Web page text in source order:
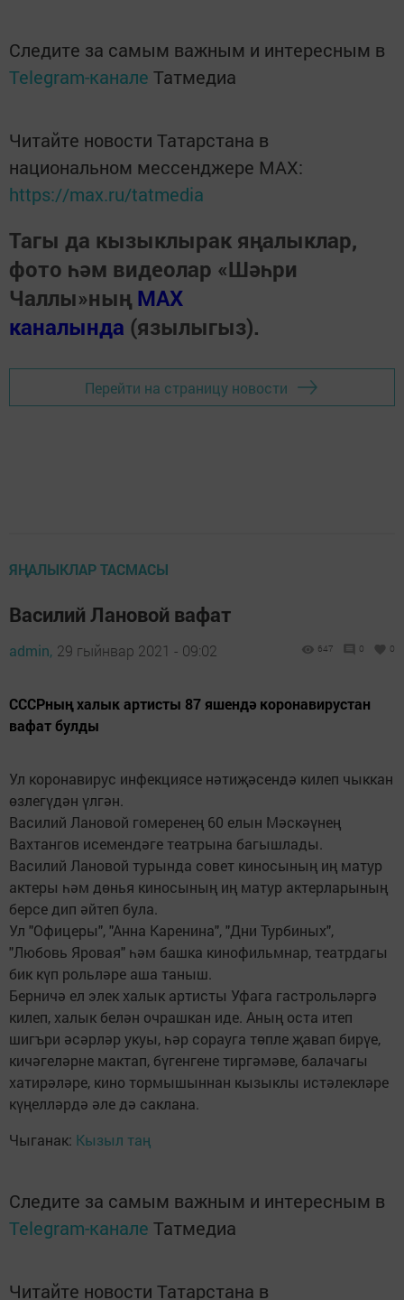
Следите за самым важным и интересным в
Telegram-канале Татмедиа
Читайте новости Татарстана в
национальном мессенджере MАХ:
https://max.ru/tatmedia
Тагы да кызыклырак яңалыклар,
фото һәм видеолар «Шәһри
Чаллы»ның MAX
каналында (язылыгыз).
Перейти на страницу новости
ЯҢАЛЫКЛАР ТАСМАСЫ
Василий Лановой вафат
admin, 29 гыйнвар 2021 - 09:02 647 0 0
СССРның халык артисты 87 яшендә коронавирустан
вафат булды
Ул коронавирус инфекциясе нәтиҗәсендә килеп чыккан
өзлегүдән үлгән.
Василий Лановой гомеренең 60 елын Мәскәүнең
Вахтангов исемендәге театрына багышлады.
Василий Лановой турында совет киносының иң матур
актеры һәм дөнья киносының иң матур актерларының
берсе дип әйтеп була.
Ул "Офицеры", "Анна Каренина", "Дни Турбиных",
"Любовь Яровая" һәм башка кинофильмнар, театрдагы
бик күп рольләре аша таныш.
Берничә ел элек халык артисты Уфага гастрольләргә
килеп, халык белән очрашкан иде. Аның оста итеп
шигъри әсәрләр укуы, һәр сорауга төпле җавап бирүе,
кичәгеләрне мактап, бүгенгене тиргәмәве, балачагы
хатирәләре, кино тормышыннан кызыклы истәлекләре
күңелләрдә әле дә саклана.
Чыганак: Кызыл таң
Следите за самым важным и интересным в
Telegram-канале Татмедиа
Читайте новости Татарстана в